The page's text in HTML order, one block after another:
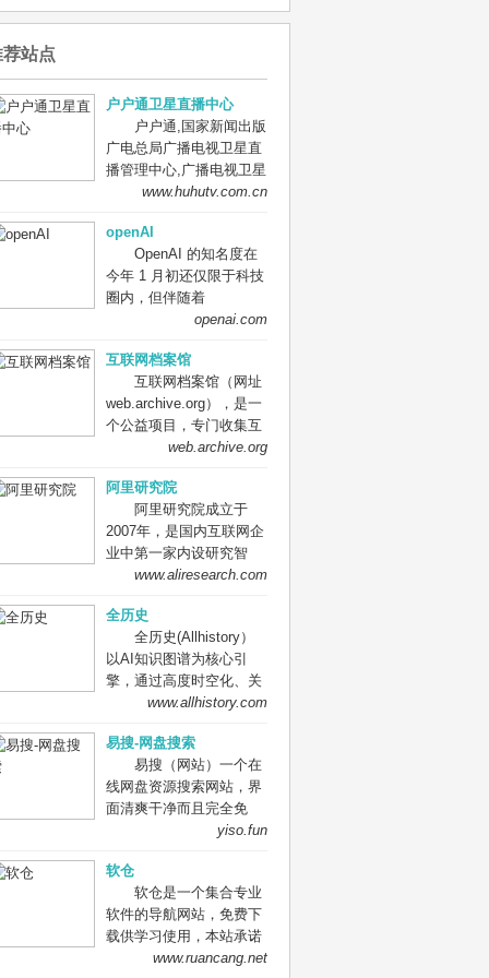
站点
户户通卫星直播中心
户户通,国家新闻出版
广电总局广播电视卫星直
播管理中心,广播电视卫星
直播管理中心,卫星直播管
国家广播电视总局广播电
视卫星直播管理中心（简
称：卫星直播中心）成立
于2011年10月，是经中央
编办批准设立的总局直属
直播节目平台的建设、播
出、运行、管理；组织开
展卫星直播广播电视公共
服务工作；服务管理卫星
直播广播电视用户，受理
用户反馈意见和投诉；推
进卫星直播广播电视新技
术新业态创新融合发展；
制订卫星直播技术发展规
划，跟踪研究相关新技术,
组织技术开发和应用研
究；承办总局交办的其他
事项。
www.huhutv.com.cn
openAI
OpenAI 的知名度在
今年 1 月初还仅限于科技
圈内，但伴随着
ChatGPT 的全球火爆，
OpenAI 自推出 ChatGPT
预览版之后，网站访问量
快速攀升，目前已跻身全
球 TOP50 网站。
OpenAI 网站在去年 11 月
万，主要访问人群是技术
社区。而在今年 1 月份，
该网站的访问量突破了
6.72 亿，增长了
3572%。 OpenAI is an
AI research and
deployment company.
Our mission is to ensure
that artificial general
intelligence benefits all of
humanity.
openai.com
互联网档案馆
互联网档案馆（网址
web.archive.org），是一
个公益项目，专门收集互
联网上的各种信息，例如
存储在他家的服务器中。
互联网档案馆（英语：
Internet Archive）是美国
的一个由Alexa创始人布
鲁斯特·卡利创办于1996
联网多媒体资料文件阅览
服务的数字图书馆，总部
位于加利福尼亚州旧金山
的列治文区，其使命是“普
及所有知识”（英语：
universal access to all
knowledge.）[注 1][注
2]。该“档案馆”提供的数
字资料有如网站、网页、
图形材料音乐、视频、音
频、软件、动态图像和数
百万书籍等的永久性免费
储存及获取的副本。 迄至
2012年10月，其信息储量
达到10PB（即
之外，该档案馆也是网络
web.archive.org
阿里研究院
阿里研究院成立于
2007年，是国内互联网企
业中第一家内设研究智
库。过去12年，阿里研究
子商务、数字经济的发
展，已成为在国内外数字
经济和数字治理研究领域
具有广泛影响力的企业智
库。 阿里研究院秉承开
互联网精神，扎根阿里巴
巴数字经济体丰富的商业
生态，依托海量的数据和
案例，洞察新知、共创未
来，引领着数字经济和数
www.aliresearch.com
全历史
全历史(Allhistory）
以AI知识图谱为核心引
擎，通过高度时空化、关
联化数据的方式构造及展
历史知识。让用户沉浸在
纵横开阔、左图右史的
（历史、人文、社科等）
知识海洋中。
www.allhistory.com
易搜-网盘搜索
易搜（网站）一个在
线网盘资源搜索网站，界
面清爽干净而且完全免
费，一键聚合四大网盘资
(yiso.fun)，一个在线网盘
资源搜索网站，一次搞定
四大平台！直接在输入框
里输入关键词即可开始检
索，可以选择特定的搜索
yiso.fun
软仓
软仓是一个集合专业
软件的导航网站，免费下
载供学习使用，本站承诺
无毒无广告，纯公益项
www.ruancang.net